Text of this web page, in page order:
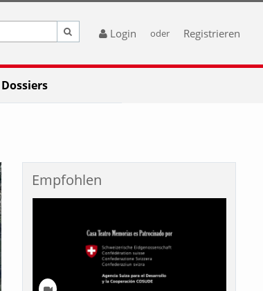
Login oder Registrieren
Dossiers
Empfohlen